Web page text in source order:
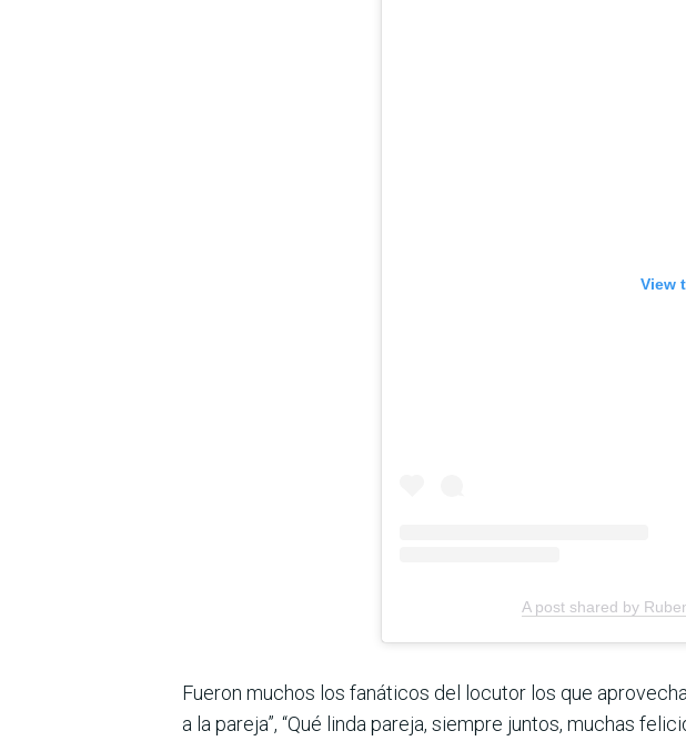
View
A post shared by
Fueron muchos los fanáticos del locutor los que
a la pareja”, “Qué linda pareja, siempre juntos, muchas